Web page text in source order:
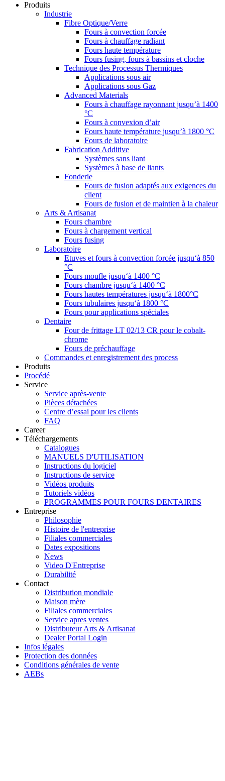
Produits
Industrie
Fibre Optique/Verre
Fours à convection forcée
Fours à chauffage radiant
Fours haute température
Fours fusing, fours à bassins et cloche
Technique des Processus Thermiques
Applications sous air
Applications sous Gaz
Advanced Materials
Fours à chauffage rayonnant jusqu’à 1400
°C
Fours à convexion d’air
Fours haute température jusqu’à 1800 °C
Fours de laboratoire
Fabrication Additive
Systèmes sans liant
Systèmes à base de liants
Fonderie
Fours de fusion adaptés aux exigences du
client
Fours de fusion et de maintien à la chaleur
Arts & Artisanat
Fours chambre
Fours à chargement vertical
Fours fusing
Laboratoire
Etuves et fours à convection forcée jusqu‘à 850
°C
Fours moufle jusqu‘à 1400 °C
Fours chambre jusqu‘à 1400 °C
Fours hautes températures jusqu‘à 1800°C
Fours tubulaires jusqu‘à 1800 °C
Fours pour applications spéciales
Dentaire
Four de frittage LT 02/13 CR pour le cobalt-
chrome
Fours de préchauffage
Commandes et enregistrement des process
Produits
Procédé
Service
Service après-vente
Pièces détachées
Centre d’essai pour les clients
FAQ
Career
Téléchargements
Catalogues
MANUELS D'UTILISATION
Instructions du logiciel
Instructions de service
Vidéos produits
Tutoriels vidéos
PROGRAMMES POUR FOURS DENTAIRES
Entreprise
Philosophie
Histoire de l'entreprise
Filiales commerciales
Dates expositions
News
Video D'Entreprise
Durabilité
Contact
Distribution mondiale
Maison mère
Filiales commerciales
Service apres ventes
Distributeur Arts & Artisanat
Dealer Portal Login
Infos légales
Protection des données
Conditions générales de vente
AEBs